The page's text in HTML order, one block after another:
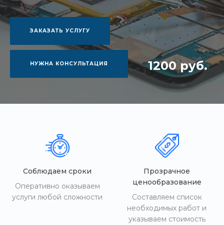
ЗАКАЗАТЬ УСЛУГУ
НУЖНА КОНСУЛЬТАЦИЯ 1200 руб.
Соблюдаем сроки
Оперативно оказываем
услуги любой сложности
Прозрачное
ценообразование
Составляем список
необходимых работ и
указываем стоимость